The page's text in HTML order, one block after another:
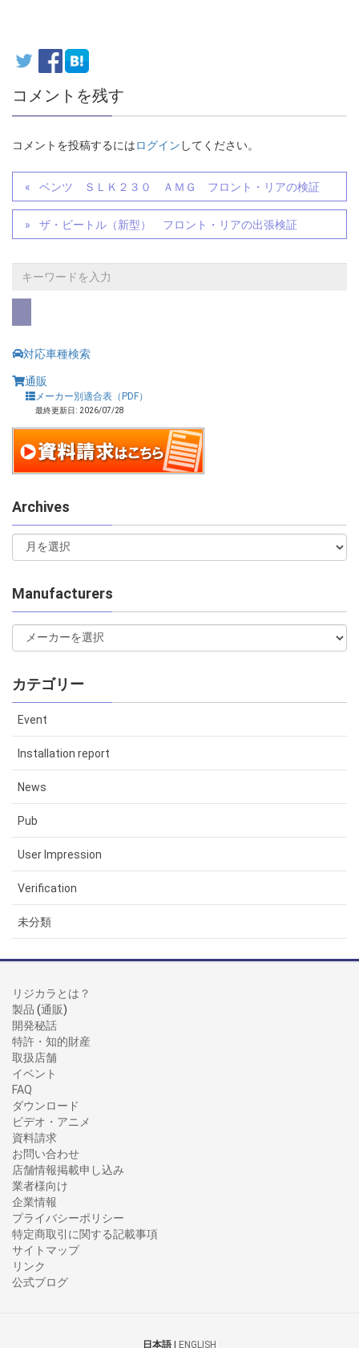
コメントを残す
コメントを投稿するには ログイン してください。
ベンツ ＳＬＫ２３０ ＡＭＧ フロント・リアの検証
ザ・ビートル（新型） フロント・リアの出張検証
対応車種検索
通販
メーカー別適合表（PDF）
最終更新日: 2026/07/28
Archives
Manufacturers
カテゴリー
Event
Installation report
News
Pub
User Impression
Verification
未分類
リジカラとは？
製品 (通販 )
開発秘話
特許・知的財産
取扱店舗
イベント
FAQ
ダウンロード
ビデオ・アニメ
資料請求
お問い合わせ
店舗情報掲載申し込み
業者様向け
企業情報
プライバシーポリシー
特定商取引に関する記載事項
サイトマップ
リンク
公式ブログ
日本語 | ENGLISH